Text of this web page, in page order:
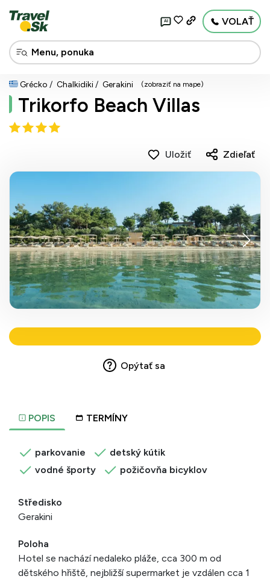
AI VOLAŤ
Grécko Chalkidiki Gerakini (zobraziť na mape)
Trikorfo Beach Villas
Uložiť Zdieľať
POPIS TERMÍNY
parkovanie
detský kútik
vodné športy
požičovňa bicyklov
Středisko
Gerakini
Poloha
Hotel se nachází nedaleko pláže, cca 300 m od
dětského hřiště, nejbližší supermarket je vzdálen cca 1
Opýtať sa